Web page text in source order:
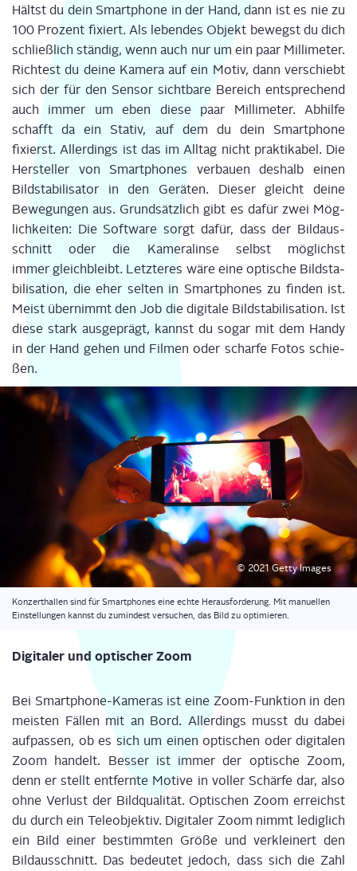
Hältst du dein Smart­phone in der Hand, dann ist es nie zu
100 Pro­zent fixiert. Als leben­des Objekt bewegst du dich
schließ­lich stän­dig, wenn auch nur um ein paar Mil­li­me­ter.
Rich­test du dei­ne Kame­ra auf ein Motiv, dann ver­schiebt
sich der für den Sen­sor sicht­ba­re Bereich ent­spre­chend
auch immer um eben die­se paar Mil­li­me­ter. Abhil­fe
schafft da ein Sta­tiv, auf dem du dein Smart­phone
fixierst. Aller­dings ist das im All­tag nicht prak­ti­ka­bel. Die
Her­stel­ler von Smart­phones ver­bau­en des­halb einen
Bild­sta­bi­li­sa­tor in den Gerä­ten. Die­ser gleicht dei­ne
Bewe­gun­gen aus. Grund­sätz­lich gibt es dafür zwei Mög­
lich­kei­ten: Die Soft­waresorgt dafür, dass der Bild­aus­
schnittoder die Kame­ra­lin­se selbst mög­lichst
immergleichbleibt. Letz­te­res wäre eine opti­sche Bild­sta­
bi­li­sa­ti­on, die eher sel­ten in Smart­phones zu fin­den ist.
Meist über­nimmt den Job die digi­ta­le Bild­sta­bi­li­sa­ti­on. Ist
die­se stark aus­ge­prägt, kannst du sogar mit dem Han­dy
in der Hand gehen und Fil­men oder schar­fe Fotos schie­
ßen.
© 2021 Get­ty Images
Kon­zert­hal­len sind für Smart­phones eine ech­te Her­aus­for­de­rung. Mit manu­el­len
Ein­stel­lun­gen kannst du zumin­dest ver­su­chen, das Bild zu optimieren.
Digi­ta­ler und opti­scher Zoom
Bei Smart­phone-Kame­ras ist eine Zoom-Funk­ti­on in den
meis­ten Fäl­len mit an Bord. Aller­dings musst du dabei
auf­pas­sen, ob es sich um einen opti­schen oder digi­ta­len
Zoom han­delt. Bes­ser ist immerder opti­sche Zoom,
denn er stellt ent­fern­te Moti­ve in vol­ler Schär­fe dar, also
ohne Ver­lust der Bild­qua­li­tät. Opti­schen Zoom erreichst
du durch ein Tele­ob­jek­tiv. Digi­ta­ler Zoom nimmt ledig­lich
ein Bild einer bestimm­ten Grö­ße und ver­klei­nert den
Bild­aus­schnitt. Das bedeu­tet jedoch, dass sich die Zahl